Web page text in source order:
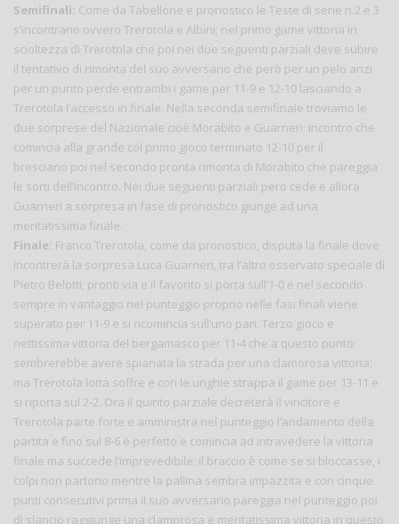
Semifinali: Come da Tabellone e pronostico le Teste di serie n.2 e 3
s’incontrano ovvero Trerotola e Albini; nel primo game vittoria in
scioltezza di Trerotola che poi nei due seguenti parziali deve subire
il tentativo di rimonta del suo avversario che però per un pelo anzi
per un punto perde entrambi i game per 11-9 e 12-10 lasciando a
Trerotola l’accesso in finale. Nella seconda semifinale troviamo le
due sorprese del Nazionale cioè Morabito e Guarneri; incontro che
comincia alla grande col primo gioco terminato 12-10 per il
bresciano poi nel secondo pronta rimonta di Morabito che pareggia
le sorti dell’incontro. Nei due seguenti parziali pero cede e allora
Guarneri a sorpresa in fase di pronostico giunge ad una
meritatissima finale.
Finale: Franco Trerotola, come da pronostico, disputa la finale dove
incontrerà la sorpresa Luca Guarneri, tra l’altro osservato speciale di
Pietro Belotti; pronti via e il favorito si porta sull’1-0 e nel secondo
sempre in vantaggio nel punteggio proprio nelle fasi finali viene
superato per 11-9 e si ricomincia sull’uno pari. Terzo gioco e
nettissima vittoria del bergamasco per 11-4 che a questo punto
sembrerebbe avere spianata la strada per una clamorosa vittoria;
ma Trerotola lotta soffre e con le unghie strappa il game per 13-11 e
si riporta sul 2-2. Ora il quinto parziale decreterà il vincitore e
Trerotola parte forte e amministra nel punteggio l’andamento della
partita e fino sul 8-6 è perfetto e comincia ad intravedere la vittoria
finale ma succede l’imprevedibile: il braccio è come se si bloccasse, i
colpi non partono mentre la pallina sembra impazzita e con cinque
punti consecutivi prima il suo avversario pareggia nel punteggio poi
di slancio raggiunge una clamorosa e meritatissima vittoria in questo